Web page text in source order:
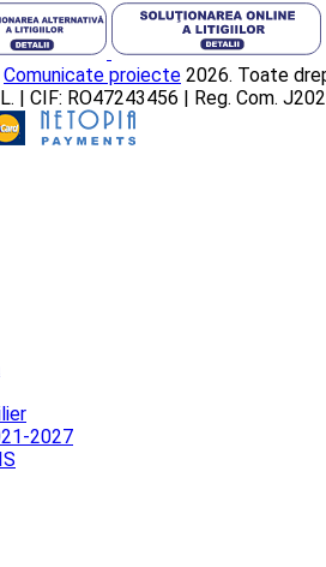
Comunicate proiecte 2026. Toate
| CIF: RO47243456 | Reg. Com.
2027